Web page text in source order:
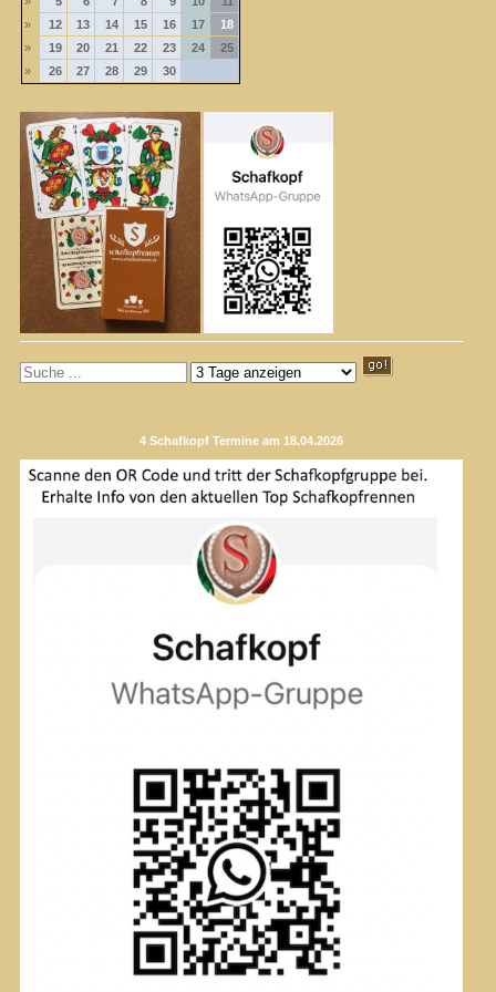
»
12 13 14 15 16 17
18
»
19 20 21 22 23 24
25
»
26 27 28 29 30
4 Schafkopf Termine am 18.04.2026